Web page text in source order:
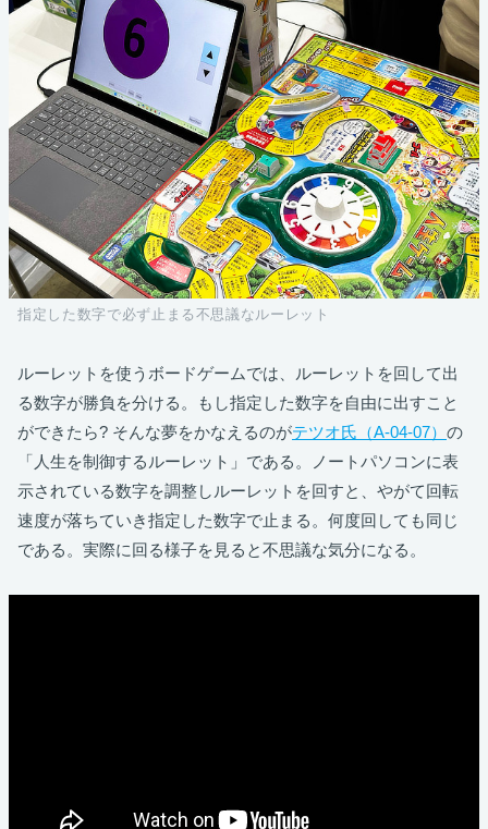
指定した数字で必ず止まる不思議なルーレット
ルーレットを使うボードゲームでは、ルーレットを回して出
る数字が勝負を分ける。もし指定した数字を自由に出すこと
ができたら? そんな夢をかなえるのがテツオ氏（A-04-07） の
「人生を制御するルーレット」である。ノートパソコンに表
示されている数字を調整しルーレットを回すと、やがて回転
速度が落ちていき指定した数字で止まる。何度回しても同じ
である。実際に回る様子を見ると不思議な気分になる。